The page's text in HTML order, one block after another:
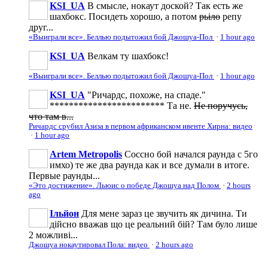
KSI_UA В смысле, нокаут доской? Так есть же
шахбокс. Посидеть хорошо, а потом рьіло репу
друг...
«Выиграли все». Беллью подытожил бой Джошуа-Пол · 1 hour ago
KSI_UA Велкам ту шахбокс!
«Выиграли все». Беллью подытожил бой Джошуа-Пол · 1 hour ago
KSI_UA "Ричардс, похоже, на спаде."
************************ Та не. Не поручусь,
что там в...
Ричардс срубил Азиза в первом африканском ивенте Хирна: видео
· 1 hour ago
Artem Metropolis Соссно бой начался раунда с 5го
имхо) те же два раунда как и все думали в итоге.
Первые раунды...
«Это достижение». Льюис о победе Джошуа над Полом · 2 hours
ago
Ільйон Для мене зараз це звучить як дичина. Ти
дійсно вважав що це реальний бій? Там було лише
2 можливі...
Джошуа нокаутировал Пола: видео · 2 hours ago